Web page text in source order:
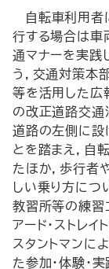
自転車利用者
行する場合は車
通マナーを実践
う，交通対策本
等を活用した広
の改正道路交通
道路の左側に設
とを踏まえ，自
たほか，歩行者
しい乗り方につ
教習所等の練習
アード・ストレ
スタントマンに
た参加・体験・